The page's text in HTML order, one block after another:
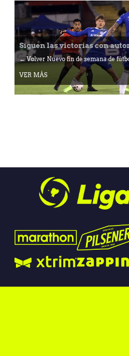
Siguen las victorias con
← Volver Nuevo fin de semana de
VER MÁS